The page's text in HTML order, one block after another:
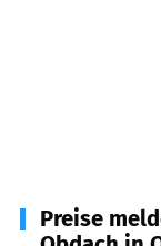
Preise